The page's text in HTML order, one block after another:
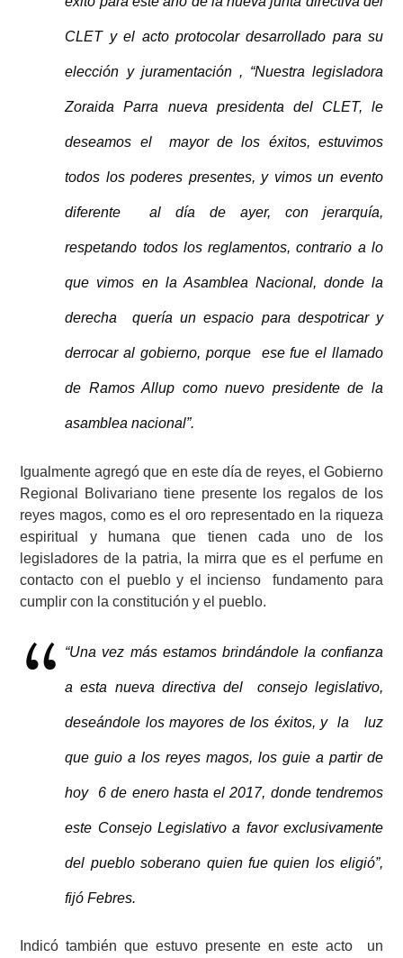
CLET y el acto protocolar desarrollado para su
elección y juramentación , “Nuestra legisladora
Zoraida Parra nueva presidenta del CLET, le
deseamos el mayor de los éxitos, estuvimos
todos los poderes presentes, y vimos un evento
diferente al día de ayer, con jerarquía,
respetando todos los reglamentos, contrario a lo
que vimos en la Asamblea Nacional, donde la
derecha quería un espacio para despotricar y
derrocar al gobierno, porque ese fue el llamado
de Ramos Allup como nuevo presidente de la
asamblea nacional”.
Igualmente agregó que en este día de reyes, el Gobierno
Regional Bolivariano tiene presente los regalos de los
reyes magos, como es el oro representado en la riqueza
espiritual y humana que tienen cada uno de los
legisladores de la patria, la mirra que es el perfume en
contacto con el pueblo y el incienso fundamento para
cumplir con la constitución y el pueblo.
“Una vez más estamos brindándole la confianza
a esta nueva directiva del consejo legislativo,
deseándole los mayores de los éxitos, y la luz
que guio a los reyes magos, los guie a partir de
hoy 6 de enero hasta el 2017, donde tendremos
este Consejo Legislativo a favor exclusivamente
del pueblo soberano quien fue quien los eligió”,
fijó Febres.
Indicó también que estuvo presente en este acto un